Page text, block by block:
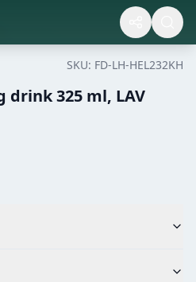
SKU: FD-LH-HEL232KH
drink 325 ml, LAV